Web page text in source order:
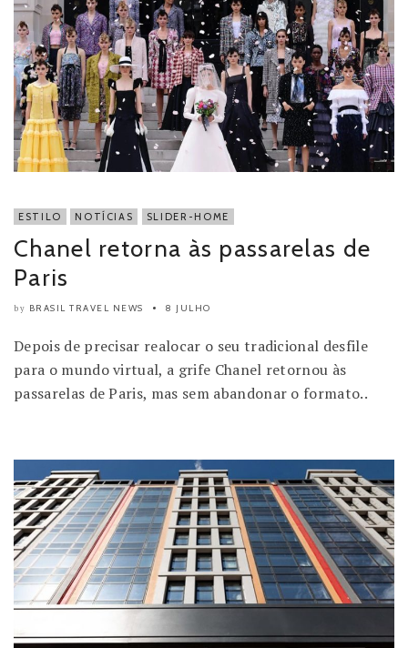
ESTILO NOTÍCIAS SLIDER-HOME
Chanel retorna às passarelas de
Paris
by BRASIL TRAVEL NEWS 8 JULHO
Depois de precisar realocar o seu tradicional desfile
para o mundo virtual, a grife Chanel retornou às
passarelas de Paris, mas sem abandonar o formato..